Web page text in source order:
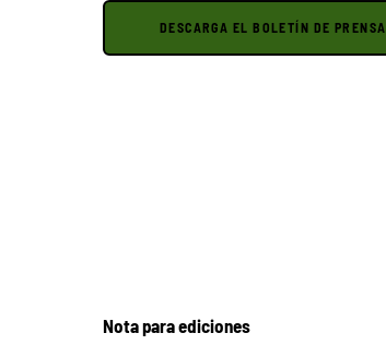
DESCARGA EL BOLETÍN DE PRENSA
Nota para ediciones